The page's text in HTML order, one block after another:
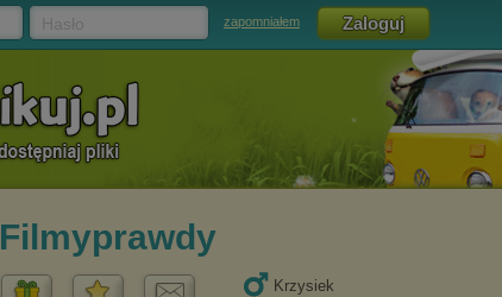
zapomniałem
Filmyprawdy
Krzysiek